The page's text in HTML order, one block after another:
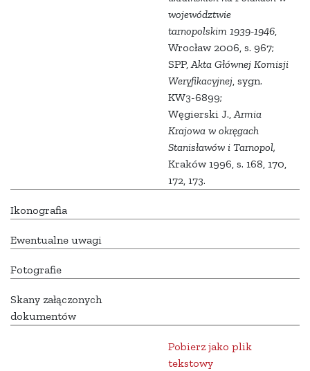
województwie
tarnopolskim 1939-1946,
Wrocław 2006, s. 967;
SPP,Akta Głównej Komisji
Weryfikacyjnej, sygn.
KW3-6899;
Węgierski J.,Armia
Krajowa w okręgach
Stanisławów i Tarnopol,
Kraków 1996, s. 168, 170,
172, 173.
Ikonografia
Ewentualne uwagi
Fotografie
Skany załączonych
dokumentów
Pobierz jako plik
tekstowy